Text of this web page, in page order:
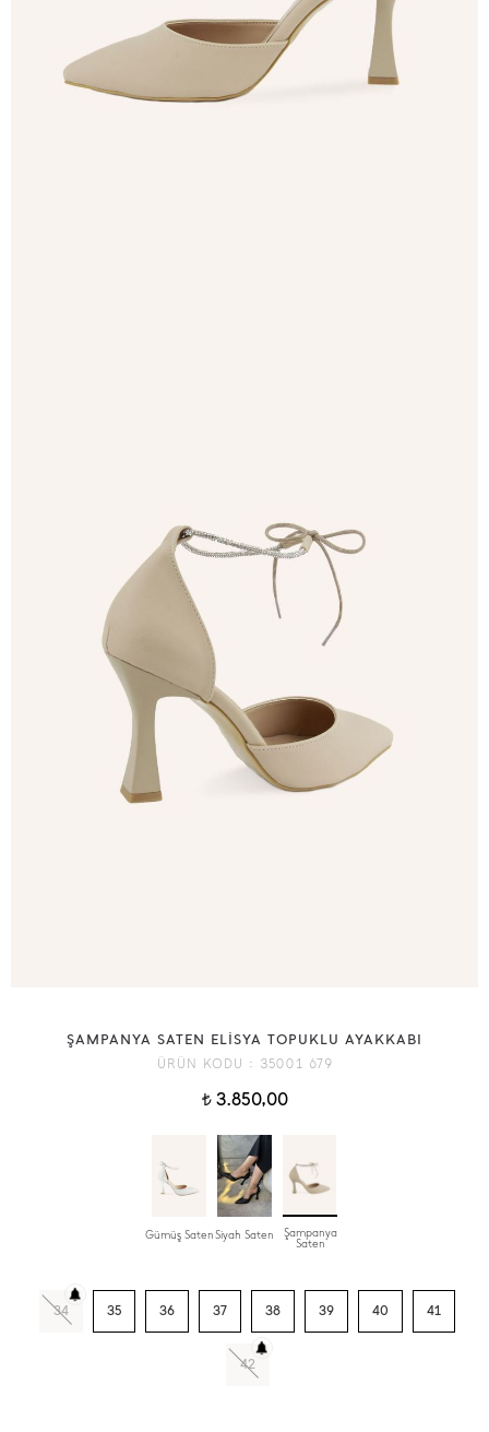
ŞAMPANYA SATEN ELİSYA TOPUKLU AYAKKABI
ÜRÜN KODU : 35001 679
t3.850,00
Gümüş SatenSiyah Saten Şampanya
Saten
34 35 36 37 38 39 40 41
42